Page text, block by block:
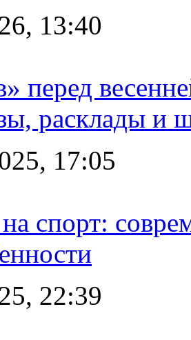
13:40
перед
расклады и
17:05
спорт:
22:39